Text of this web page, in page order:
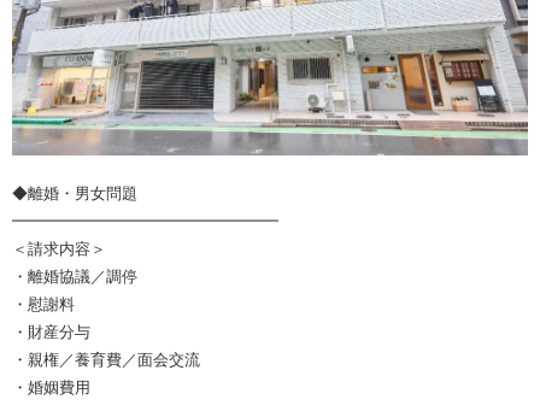
◆離婚・男女問題
━━━━━━━━━━━━━━━━━
＜請求内容＞
・離婚協議／調停
・慰謝料
・財産分与
・親権／養育費／面会交流
・婚姻費用